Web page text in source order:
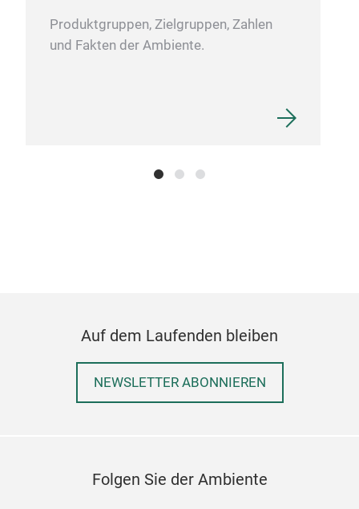
Produktgruppen, Zielgruppen, Zahlen
und Fakten der Ambiente.
Auf dem Laufenden bleiben
NEWSLETTER ABONNIEREN
Folgen Sie der Ambiente